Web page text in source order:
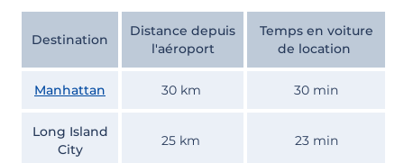
Destination
Distance depuis
l'aéroport
Temps en voiture
de location
Manhattan 30 km 30 min
Long Island
City
25 km 23 min